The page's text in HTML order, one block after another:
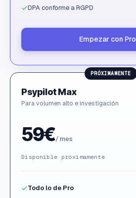
DPA conforme a RGPD
Empezar con Pro
PRÓXIMAMENTE
Psypilot Max
Para volumen alto e investigación
59€/ mes
Disponible próximamente
Todo lo de Pro